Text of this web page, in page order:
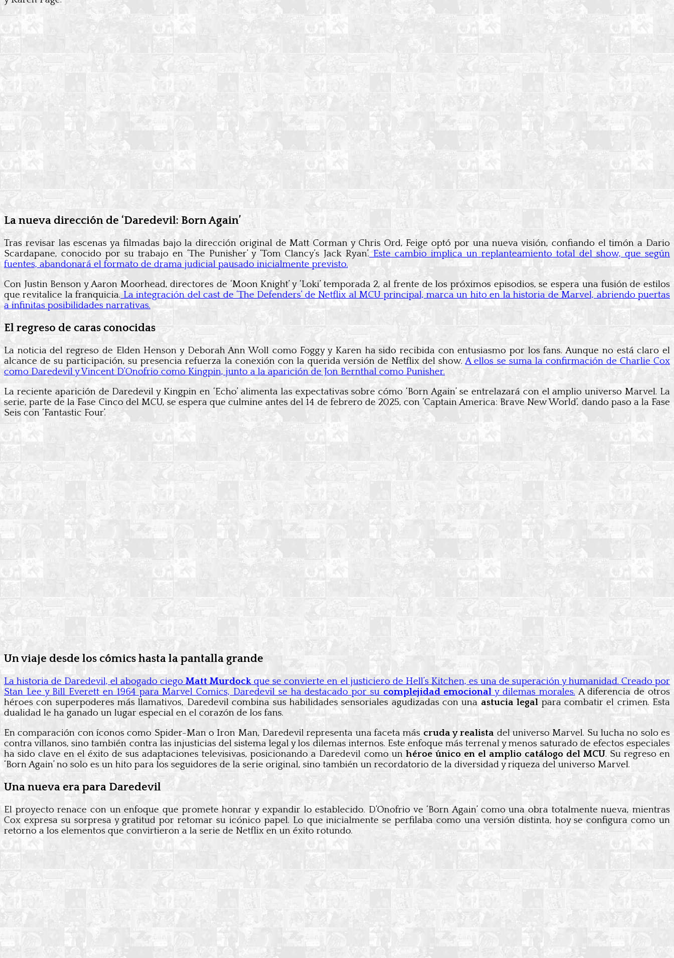
La nueva dirección de ‘Daredevil: Born Again’
Tras revisar las escenas ya filmadas bajo la dirección original de Matt Corman y Chris Ord, Feige optó por una nueva visión, confiando el timón a Dario
Scardapane, conocido por su trabajo en ‘The Punisher’ y ‘Tom Clancy’s Jack Ryan’. Este cambio implica un replanteamiento total del show, que según
fuentes, abandonará el formato de drama judicial pausado inicialmente previsto.
Con Justin Benson y Aaron Moorhead, directores de ‘Moon Knight’ y ‘Loki’ temporada 2, al frente de los próximos episodios, se espera una fusión de estilos
que revitalice la franquicia.La integración del cast de ‘The Defenders’ de Netflix al MCU principal, marca un hito en la historia de Marvel, abriendo puertas
a infinitas posibilidades narrativas.
El regreso de caras conocidas
La noticia del regreso de Elden Henson y Deborah Ann Woll como Foggy y Karen ha sido recibida con entusiasmo por los fans. Aunque no está claro el
alcance de su participación, su presencia refuerza la conexión con la querida versión de Netflix del show.A ellos se suma la confirmación de Charlie Cox
como Daredevil y Vincent D’Onofrio como Kingpin, junto a la aparición de Jon Bernthal como Punisher.
La reciente aparición de Daredevil y Kingpin en ‘Echo’ alimenta las expectativas sobre cómo ‘Born Again’ se entrelazará con el amplio universo Marvel. La
serie, parte de la Fase Cinco del MCU, se espera que culmine antes del 14 de febrero de 2025, con ‘Captain America: Brave New World’, dando paso a la Fase
Seis con ‘Fantastic Four’.
Un viaje desde los cómics hasta la pantalla grande
La historia de Daredevil, el abogado ciegoMatt Murdock que se convierte en el justiciero de Hell’s Kitchen, es una de superación y humanidad. Creado por
Stan Lee y Bill Everett en 1964 para Marvel Comics, Daredevil se ha destacado por su complejidad emocionaly dilemas morales. A diferencia de otros
héroes con superpoderes más llamativos, Daredevil combina sus habilidades sensoriales agudizadas con una astucia legal para combatir el crimen. Esta
dualidad le ha ganado un lugar especial en el corazón de los fans.
En comparación con íconos como Spider-Man o Iron Man, Daredevil representa una faceta más cruda y realista del universo Marvel. Su lucha no solo es
contra villanos, sino también contra las injusticias del sistema legal y los dilemas internos. Este enfoque más terrenal y menos saturado de efectos especiales
ha sido clave en el éxito de sus adaptaciones televisivas, posicionando a Daredevil como un héroe único en el amplio catálogo del MCU. Su regreso en
‘Born Again’ no solo es un hito para los seguidores de la serie original, sino también un recordatorio de la diversidad y riqueza del universo Marvel.
Una nueva era para Daredevil
El proyecto renace con un enfoque que promete honrar y expandir lo establecido. D’Onofrio ve ‘Born Again’ como una obra totalmente nueva, mientras
Cox expresa su sorpresa y gratitud por retomar su icónico papel. Lo que inicialmente se perfilaba como una versión distinta, hoy se configura como un
retorno a los elementos que convirtieron a la serie de Netflix en un éxito rotundo.